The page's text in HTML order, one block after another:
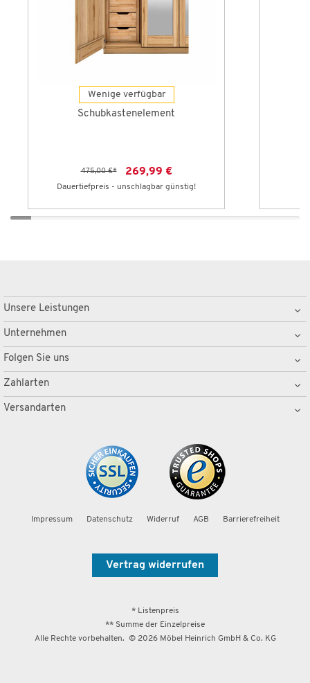
Wenige verfügbar
Schubkastenelement
475,00 €* 269,99 €
Dauertiefpreis - unschlagbar günstig!
Unsere Leistungen
Unternehmen
Folgen Sie uns
Zahlarten
Versandarten
Impressum Datenschutz Widerruf AGB Barrierefreiheit
Vertrag widerrufen
* Listenpreis
** Summe der Einzelpreise
Alle Rechte vorbehalten. © 2026Möbel Heinrich GmbH & Co. KG